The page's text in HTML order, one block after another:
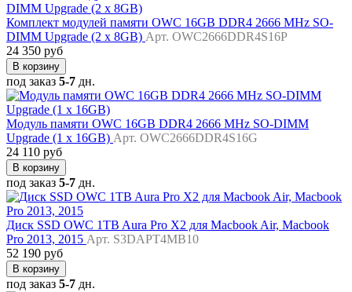
Комплект модулей памяти OWC 16GB DDR4 2666 MHz SO-
DIMM Upgrade (2 x 8GB) Арт. OWC2666DDR4S16P
24 350 руб
В корзину
под заказ 5-7 дн.
Модуль памяти OWC 16GB DDR4 2666 MHz SO-DIMM
Upgrade (1 x 16GB) Арт. OWC2666DDR4S16G
24 110 руб
В корзину
под заказ 5-7 дн.
Диск SSD OWC 1TB Aura Pro X2 для Macbook Air, Macbook
Pro 2013, 2015 Арт. S3DAPT4MB10
52 190 руб
В корзину
под заказ 5-7 дн.